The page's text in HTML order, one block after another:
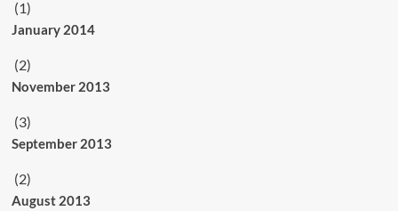
(1)
January 2014
(2)
November 2013
(3)
September 2013
(2)
August 2013